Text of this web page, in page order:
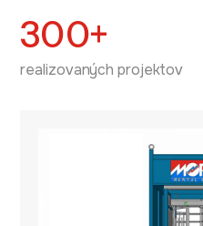
300+
realizovaných projektov